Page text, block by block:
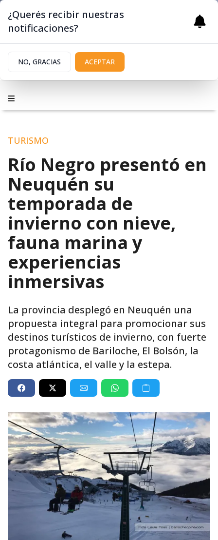
TURISMO
Río Negro presentó en
Neuquén su
temporada de
invierno con nieve,
fauna marina y
experiencias
inmersivas
La provincia desplegó en Neuquén una
propuesta integral para promocionar sus
destinos turísticos de invierno, con fuerte
protagonismo de Bariloche, El Bolsón, la
costa atlántica, el valle y la estepa.
¿Querés recibir nuestras
notificaciones?
NO, GRACIAS ACEPTAR